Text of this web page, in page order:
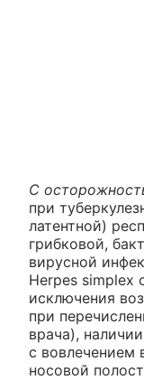
С
при
латентной)
грибковой,
вирусной
Herpes simplex
исключения
при
врача),
с вовлечением
носовой